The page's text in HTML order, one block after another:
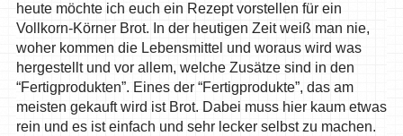
heute möchte ich euch ein Rezept vorstellen für ein
Vollkorn-Körner Brot. In der heutigen Zeit weiß man nie,
woher kommen die Lebensmittel und woraus wird was
hergestellt und vor allem, welche Zusätze sind in den
“Fertigprodukten”. Eines der “Fertigprodukte”, das am
meisten gekauft wird ist Brot. Dabei muss hier kaum etwas
rein und es ist einfach und sehr lecker selbst zu machen.